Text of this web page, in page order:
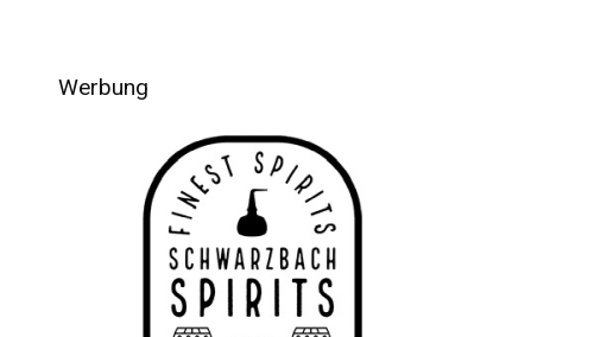
Werbung